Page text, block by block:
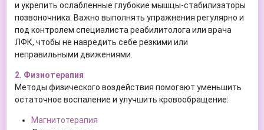
и укрепить ослабленные глубокие мышцы-стабилизаторы
позвоночника. Важно выполнять упражнения регулярно и
под контролем специалиста реабилитолога или врача
ЛФК, чтобы не навредить себе резкими или
неправильными движениями.
2. Физиотерапия
Методы физического воздействия помогают уменьшить
остаточное воспаление и улучшить кровообращение:
Магнитотерапия